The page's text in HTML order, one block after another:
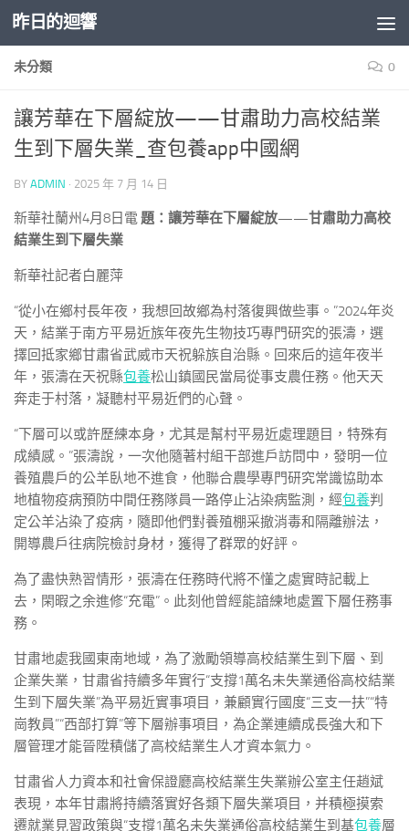
Skip to content
昨日的迴響
未分類 0
讓芳華在下層綻放——甘肅助力高校結業
生到下層失業_查包養app中國網
BY ADMIN · 2025 年 7 月 14 日
新華社蘭州4月8日電題：讓芳華在下層綻放——甘肅助力高校
結業生到下層失業
新華社記者白麗萍
“從小在鄉村長年夜，我想回故鄉為村落復興做些事。”2024年炎
天，結業于南方平易近族年夜先生物技巧專門研究的張濤，選
擇回抵家鄉甘肅省武威市天祝躲族自治縣。回來后的這年夜半
年，張濤在天祝縣包養松山鎮國民當局從事支農任務。他天天
奔走于村落，凝聽村平易近們的心聲。
“下層可以或許歷練本身，尤其是幫村平易近處理題目，特殊有
成績感。”張濤說，一次他隨著村組干部進戶訪問中，發明一位
養殖農戶的公羊臥地不進食，他聯合農學專門研究常識協助本
地植物疫病預防中間任務隊員一路停止沾染病監測，經包養判
定公羊沾染了疫病，隨即他們對養殖棚采撤消毒和隔離辦法，
開導農戶往病院檢討身材，獲得了群眾的好評。
為了盡快熟習情形，張濤在任務時代將不懂之處實時記載上
去，閑暇之余進修“充電”。此刻他曾經能諳練地處置下層任務事
務。
甘肅地處我國東南地域，為了激勵領導高校結業生到下層、到
企業失業，甘肅省持續多年實行“支撐1萬名未失業通俗高校結業
生到下層失業”為平易近實事項目，兼顧實行國度“三支一扶”“特
崗教員”“西部打算”等下層辦事項目，為企業連續成長強大和下
層管理才能晉陞積儲了高校結業生人才資本氣力。
甘肅省人力資本和社會保證廳高校結業生失業辦公室主任趙斌
表現，本年甘肅將持續落實好各類下層失業項目，并積極摸索
遷就業見習政策與“支撐1萬名未失業通俗高校結業生到基包養層